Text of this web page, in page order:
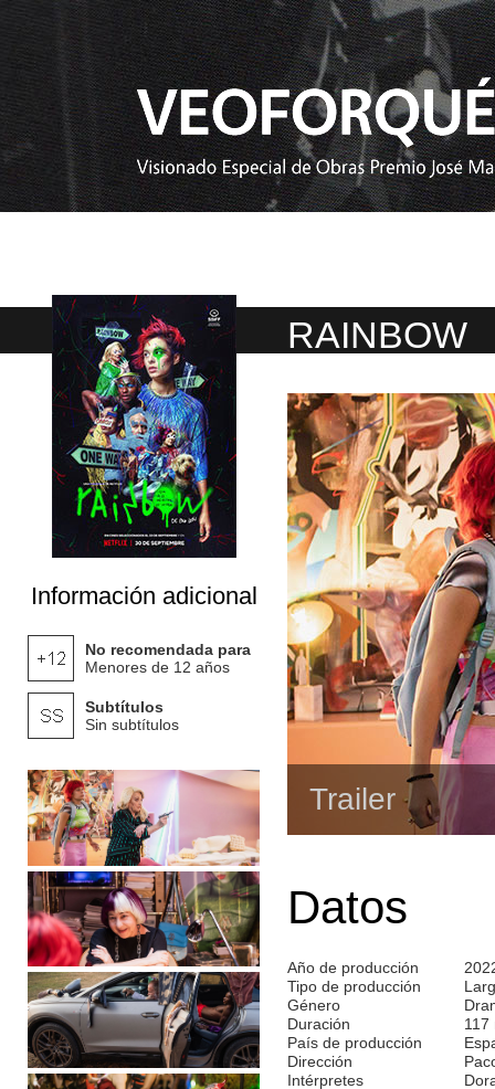
Información adicional
No recomendada para
Menores de 12 años
Subtítulos
Sin subtítulos
RAINBOW
Trailer
Datos
Año de producción
Tipo de producción
Género
Duración
117
País de producción
Dirección
Intérpretes